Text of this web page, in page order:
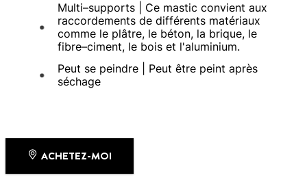
Multi–supports | Ce mastic convient aux
raccordements de différents matériaux
comme le plâtre, le béton, la brique, le
fibre–ciment, le bois et l'aluminium.
Peut se peindre | Peut être peint après
séchage
ACHETEZ-MOI